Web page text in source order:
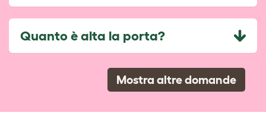
Quanto è alta la porta?
Mostra altre domande